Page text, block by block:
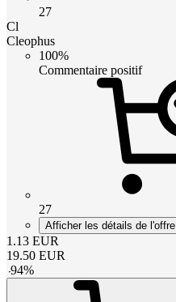
27
Cl
Cleophus
100%
Commentaire positif
27
Afficher les détails de l'offre
1.13 EUR
19.50 EUR
-94%